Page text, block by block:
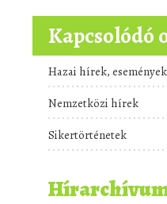
Kapcsolódó
Hazai hírek, események
Nemzetközi hírek
Sikertörténetek